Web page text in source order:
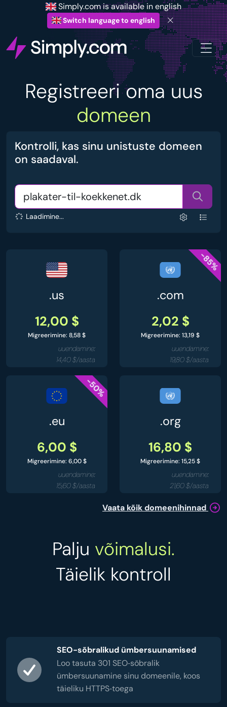
Simply.com is available in english
Switch language to english
Registreeri oma uus
domeen
Kontrolli, kas sinu unistuste domeen
on saadaval.
Laadimine...
.us
12,00 $
Migreerimine: 8,58 $
uuendamine:
14,40 $/aasta
-85%
.com
2,02 $
Migreerimine: 13,19 $
uuendamine:
19,80 $/aasta
-50%
.eu
6,00 $
Migreerimine: 6,00 $
uuendamine:
15,60 $/aasta
.org
16,80 $
Migreerimine: 15,25 $
uuendamine:
21,60 $/aasta
Vaata kõik domeenihinnad
Palju võimalusi.
Täielik kontroll
SEO-sõbralikud ümbersuunamised
Loo tasuta 301 SEO‑sõbralik
ümbersuunamine sinu domeenile, koos
täieliku HTTPS‑toega